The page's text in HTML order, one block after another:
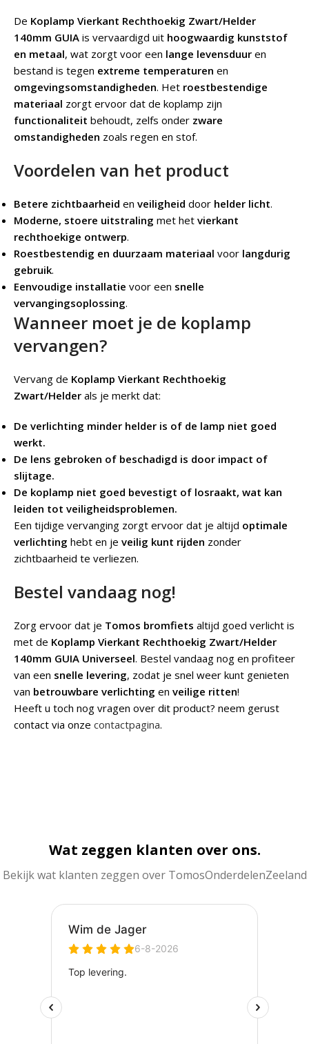
De Koplamp Vierkant Rechthoekig Zwart/Helder
140mm GUIA is vervaardigd uit hoogwaardig kunststof
en metaal, wat zorgt voor een lange levensduur en
bestand is tegen extreme temperaturen en
omgevingsomstandigheden. Het roestbestendige
materiaal zorgt ervoor dat de koplamp zijn
functionaliteit behoudt, zelfs onder zware
omstandigheden zoals regen en stof.
Voordelen van het product
Betere zichtbaarheid en veiligheid door helder licht.
Moderne, stoere uitstraling met het vierkant
rechthoekige ontwerp.
Roestbestendig en duurzaam materiaal voor langdurig
gebruik.
Eenvoudige installatie voor een snelle
vervangingsoplossing.
Wanneer moet je de koplamp
vervangen?
Vervang de Koplamp Vierkant Rechthoekig
Zwart/Helder als je merkt dat:
De verlichting minder helder is of de lamp niet goed
werkt.
De lens gebroken of beschadigd is door impact of
slijtage.
De koplamp niet goed bevestigt of losraakt, wat kan
leiden tot veiligheidsproblemen.
Een tijdige vervanging zorgt ervoor dat je altijd optimale
verlichting hebt en je veilig kunt rijden zonder
zichtbaarheid te verliezen.
Bestel vandaag nog!
Zorg ervoor dat je Tomos bromfiets altijd goed verlicht is
met de Koplamp Vierkant Rechthoekig Zwart/Helder
140mm GUIA Universeel. Bestel vandaag nog en profiteer
van een snelle levering, zodat je snel weer kunt genieten
van betrouwbare verlichting en veilige ritten!
Heeft u toch nog vragen over dit product? neem gerust
contact via onze contactpagina.
Wat zeggen klanten over ons.
Bekijk wat klanten zeggen over TomosOnderdelenZeeland